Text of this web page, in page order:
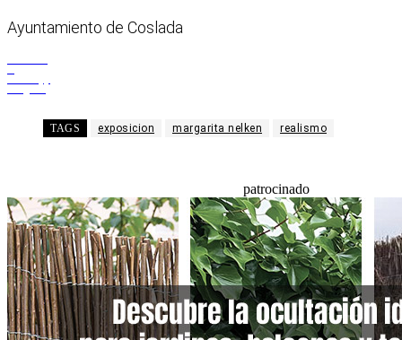
Ayuntamiento de Coslada
TAGS exposicion margarita nelken realismo
patrocinado